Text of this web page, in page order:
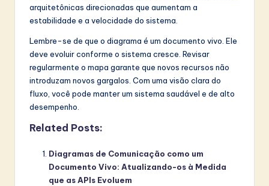
arquitetônicas direcionadas que aumentam a
estabilidade e a velocidade do sistema.
Lembre-se de que o diagrama é um documento vivo. Ele
deve evoluir conforme o sistema cresce. Revisar
regularmente o mapa garante que novos recursos não
introduzam novos gargalos. Com uma visão clara do
fluxo, você pode manter um sistema saudável e de alto
desempenho.
Related Posts:
Diagramas de Comunicação como um
Documento Vivo: Atualizando-os à Medida
que as APIs Evoluem